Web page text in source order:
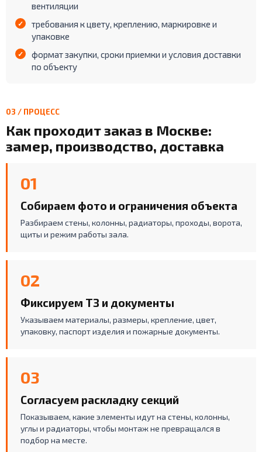
вентиляции
требования к цвету, креплению, маркировке и
упаковке
формат закупки, сроки приемки и условия доставки
по объекту
03 / ПРОЦЕСС
Как проходит заказ в Москве:
замер, производство, доставка
01
Собираем фото и ограничения объекта
Разбираем стены, колонны, радиаторы, проходы, ворота,
щиты и режим работы зала.
02
Фиксируем ТЗ и документы
Указываем материалы, размеры, крепление, цвет,
упаковку, паспорт изделия и пожарные документы.
03
Согласуем раскладку секций
Показываем, какие элементы идут на стены, колонны,
углы и радиаторы, чтобы монтаж не превращался в
подбор на месте.